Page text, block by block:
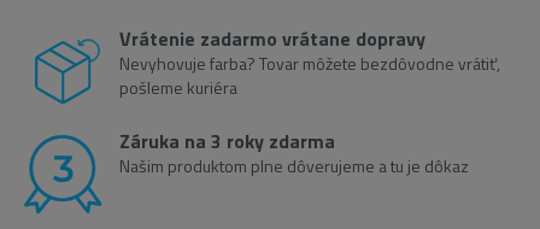
Vrátenie zadarmo vrátane dopravy
Nevyhovuje farba? Tovar môžete bezdôvodne vrátiť,
pošleme kuriéra
Záruka na 3 roky zdarma
Našim produktom plne dôverujeme a tu je dôkaz